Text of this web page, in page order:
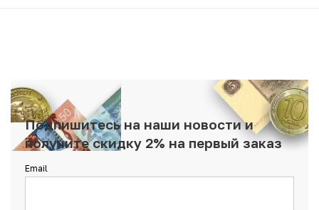
Подпишитесь на наши новости и
получите скидку 2% на первый заказ
Email